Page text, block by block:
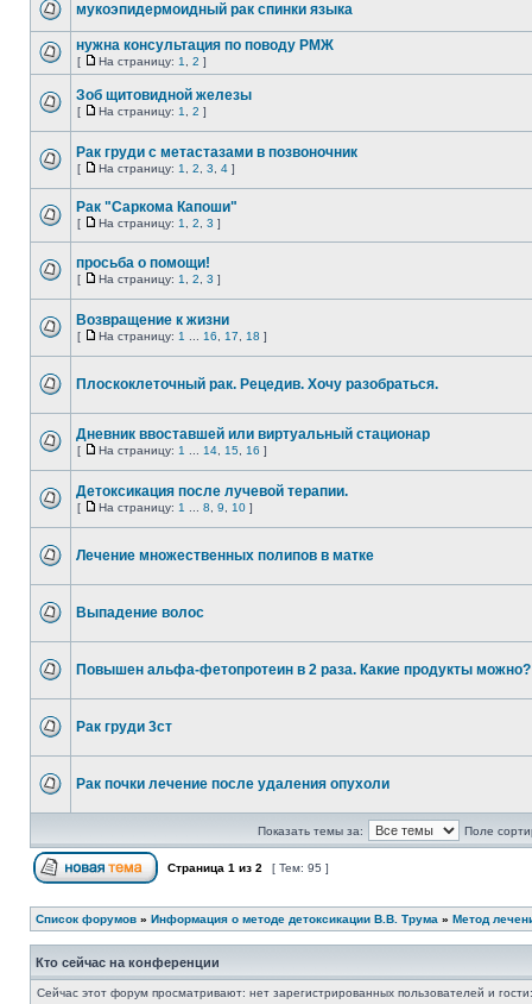
мукоэпидермоидный рак спинки языка
нужна консультация по поводу РМЖ
[ На страницу: 1 2 ]
Зоб щитовидной железы
[ На страницу: 1 2 ]
Рак груди с метастазами в позвоночник
[ На страницу: 1 2 3 4 ]
Рак "Саркома Капоши"
[ На страницу: 1 2 3 ]
просьба о помощи!
[ На страницу: 1 2 3 ]
Возвращение к жизни
[ На страницу: 1 16 17 18 ]
Плоскоклеточный рак. Рецедив. Хочу разобраться.
Дневник ввоставшей или виртуальный стационар
[ На страницу: 1 14 15 16 ]
Детоксикация после лучевой терапии.
[ На страницу: 1 8 9 10 ]
Лечение множественных полипов в матке
Выпадение волос
Повышен альфа-фетопротеин в 2 раза. Какие продукты можно?
Рак груди 3ст
Рак почки лечение после удаления опухоли
Показать темы за: Поле
Страница 1 из 2 [ Тем: 95 ]
Список форумов » Информация о методе детоксикации В.В. Трума » Метод
Кто сейчас на конференции
Сейчас этот форум просматривают: нет зарегистрированных пользователей и